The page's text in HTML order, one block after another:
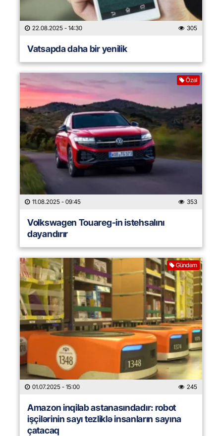
22.08.2025 - 14:30 305
Vatsapda daha bir yenilik
Özəl
11.08.2025 - 09:45 353
Volkswagen Touareg-in istehsalını
dayandırır
Gündəm
01.07.2025 - 15:00 245
Amazon inqilab astanasındadır: robot
işçilərinin sayı tezliklə insanların sayına
çatacaq